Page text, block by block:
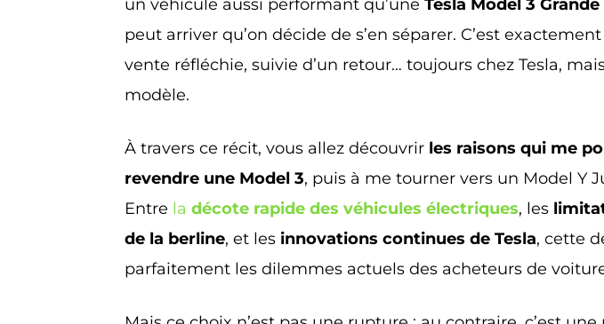
un véhicule aussi performant qu’une Tesla Model 3
peut arriver qu’on décide de s’en séparer. C’est
vente réfléchie, suivie d’un retour… toujours chez Tesla,
modèle.
À travers ce récit, vous allez découvrir les raisons qui me
revendre une Model 3, puis à me tourner vers un Model Y
Entre la décote rapide des véhicules électriques, les
de la berline, et les innovations continues de Tesla, cette
parfaitement les dilemmes actuels des acheteurs de